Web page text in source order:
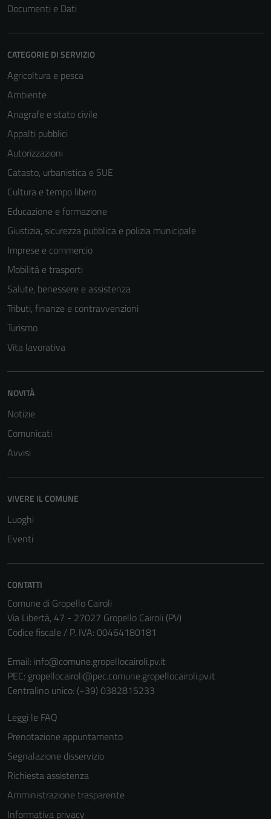
Documenti e Dati
CATEGORIE DI SERVIZIO
Agricoltura e pesca
Ambiente
Anagrafe e stato civile
Appalti pubblici
Autorizzazioni
Catasto, urbanistica e SUE
Cultura e tempo libero
Educazione e formazione
Giustizia, sicurezza pubblica e polizia municipale
Imprese e commercio
Mobilità e trasporti
Salute, benessere e assistenza
Tributi, finanze e contravvenzioni
Turismo
Vita lavorativa
NOVITÀ
Notizie
Comunicati
Avvisi
VIVERE IL COMUNE
Luoghi
Eventi
CONTATTI
Comune di Gropello Cairoli
Via Libertà, 47 - 27027 Gropello Cairoli (PV)
Codice fiscale / P. IVA: 00464180181
Email: info@comune.gropellocairoli.pv.it
PEC: gropellocairoli@pec.comune.gropellocairoli.pv.it
Centralino unico: (+39) 0382815233
Leggi le FAQ
Prenotazione appuntamento
Segnalazione disservizio
Richiesta assistenza
Amministrazione trasparente
Informativa privacy
essere